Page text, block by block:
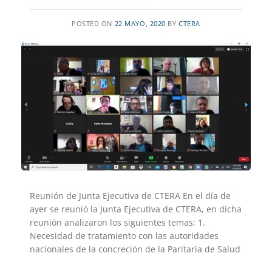
POSTED ON 22 MAYO, 2020 BYCTERA
Reunión de Junta Ejecutiva de CTERA En el día de
ayer se reunió la Junta Ejecutiva de CTERA, en dicha
reunión analizaron los siguientes temas: 1.
Necesidad de tratamiento con las autoridades
nacionales de la concreción de la Paritaria de Salud